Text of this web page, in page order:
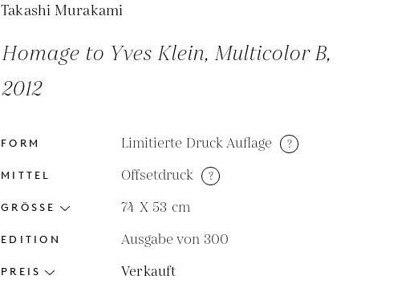
Takashi Murakami
Homage to Yves Klein, Multicolor B,
2012
FORM Limitierte Druck Auflage ?
MITTEL Offsetdruck ?
GRÖSSE 74 X 53 cm
EDITION Ausgabe von 300
PREIS Verkauft